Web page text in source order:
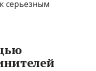
серьезным